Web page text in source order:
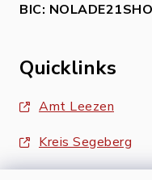
BIC: NOLADE21SHO
Quicklinks
Amt Leezen
Kreis Segeberg